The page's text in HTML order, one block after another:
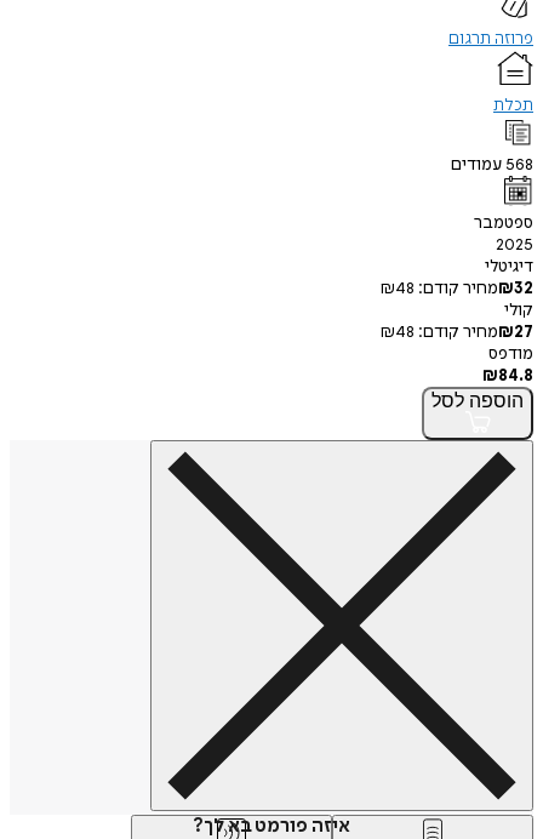
פרוזה תרגום
תכלת
568 עמודים
ספטמבר
2025
דיגיטלי
₪32 מחיר קודם: ₪48
קולי
₪27 מחיר קודם: ₪48
מודפס
₪84.8
הוספה לסל
איזה פורמט בא לך?